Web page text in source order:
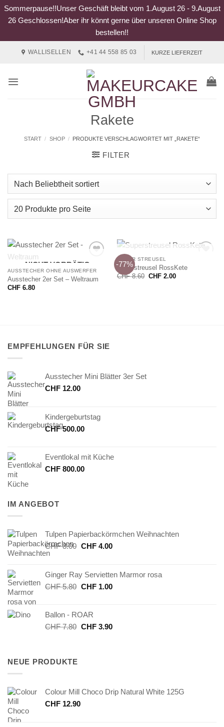
Sommerpause!!Unser Geschäft bleibt vom 1.August 26 - 9.August
26 Geschlossen!Aber ihr könnt gerne über unseren Online Shop
bestellen!!
WALLISELLEN +41 44 558 85 03 KURZE LIEFERZEIT
Rakete
START / SHOP / PRODUKTE VERSCHLAGWORTET MIT „RAKETE“
FILTER
NICHT VORRÄTIG
AUSSTECHER OHNE AUSWERFER
Ausstecher 2er Set – Weltraum
CHF6.80
-77%
NICHT VORRÄTIG
SUPER STREUSEL
Superstreusel RossKete
CHF8.60 Ursprünglicher
CHF2.00Aktueller
EMPFEHLUNGEN FÜR SIE
Ausstecher Mini Blätter 3er Set
CHF 12.00
Kindergeburtstag
CHF500.00
Eventlokal mit Küche
CHF 800.00
IM ANGEBOT
Tulpen Papierbackörmchen Weihnachten
CHF8.00 Ursprünglicher
CHF 8.00
CHF4.00Aktueller
CHF 4.00.
Ginger Ray Servietten Marmor rosa
CHF5.80 Ursprünglicher
CHF 5.80
CHF1.00Aktueller
Ballon - ROAR
CHF7.80 Ursprünglicher
CHF3.90Aktueller
NEUE PRODUKTE
Colour Mill Choco Drip Natural White 125G
CHF 12.90